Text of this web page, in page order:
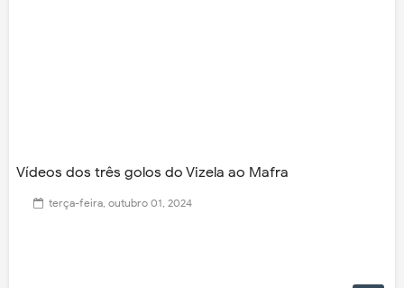
Vídeos dos três golos do Vizela ao Mafra
terça-feira, outubro 01, 2024